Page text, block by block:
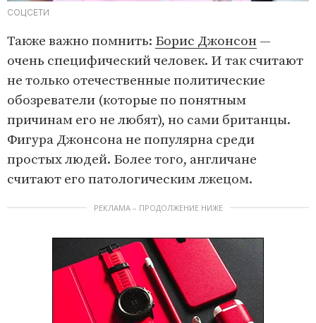
СОЦСЕТИ
Также важно помнить: Борис Джонсон —
очень специфический человек. И так считают
не только отечественные политические
обозреватели (которые по понятным
причинам его не любят), но сами британцы.
Фигура Джонсона не популярна среди
простых людей. Более того, англичане
считают его патологическим лжецом.
РЕКЛАМА – ПРОДОЛЖЕНИЕ НИЖЕ